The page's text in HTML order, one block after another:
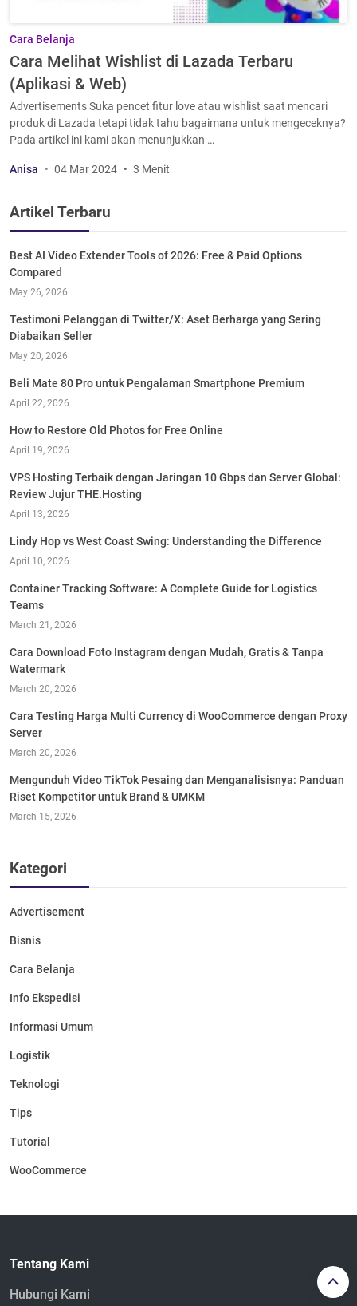
Cara Belanja
Cara Melihat Wishlist di Lazada Terbaru
(Aplikasi & Web)
Advertisements Suka pencet fitur love atau wishlist saat mencari
produk di Lazada tetapi tidak tahu bagaimana untuk mengeceknya?
Pada artikel ini kami akan menunjukkan …
Anisa 04 Mar 2024 3 Menit
Artikel Terbaru
Best AI Video Extender Tools of 2026: Free & Paid Options
Compared
May 26, 2026
Testimoni Pelanggan di Twitter/X: Aset Berharga yang Sering
Diabaikan Seller
May 20, 2026
Beli Mate 80 Pro untuk Pengalaman Smartphone Premium
April 22, 2026
How to Restore Old Photos for Free Online
April 19, 2026
VPS Hosting Terbaik dengan Jaringan 10 Gbps dan Server Global:
Review Jujur THE.Hosting
April 13, 2026
Lindy Hop vs West Coast Swing: Understanding the Difference
April 10, 2026
Container Tracking Software: A Complete Guide for Logistics
Teams
March 21, 2026
Cara Download Foto Instagram dengan Mudah, Gratis & Tanpa
Watermark
March 20, 2026
Cara Testing Harga Multi Currency di WooCommerce dengan Proxy
Server
March 20, 2026
Mengunduh Video TikTok Pesaing dan Menganalisisnya: Panduan
Riset Kompetitor untuk Brand & UMKM
March 15, 2026
Kategori
Advertisement
Bisnis
Cara Belanja
Info Ekspedisi
Informasi Umum
Logistik
Teknologi
Tips
Tutorial
WooCommerce
Tentang Kami
Hubungi Kami